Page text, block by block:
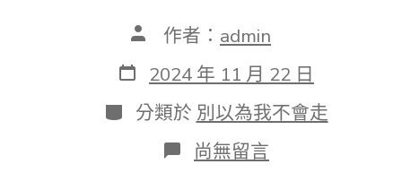
文
作
者
作者： admin
發
表
日
期
2024 年 11 月 22 日
分
類
分類於 別以為我不會走
在
〈從
尚無留言